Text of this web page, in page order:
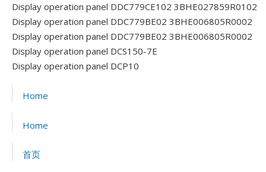
Display operation panel DDC779CE102 3BHE027859R0102
Display operation panel DDC779BE02 3BHE006805R0002
Display operation panel DDC779BE02 3BHE006805R0002
Display operation panel DCS150-7E
Display operation panel DCP10
Home
Home
首页